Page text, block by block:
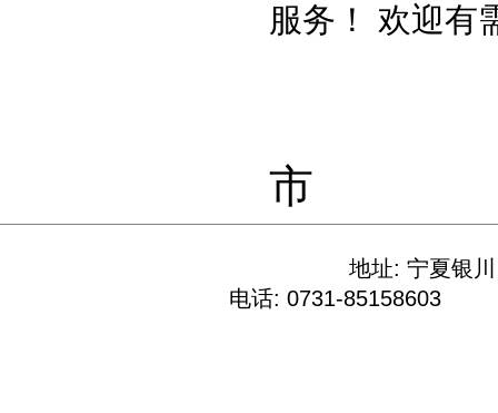
服务！ 欢迎有
市
地址: 宁
电话: 0731-85158603